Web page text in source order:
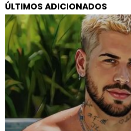
ÚLTIMOS ADICIONADOS